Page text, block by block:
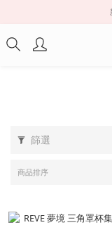
篩選
商品排序